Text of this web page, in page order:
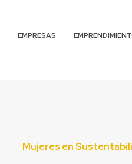
EMPRESAS
Mujeres en